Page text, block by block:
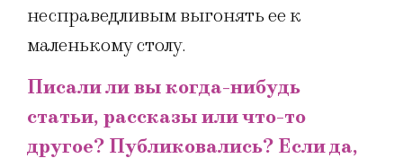
несправедливым выгонять ее к
маленькому столу.
Писали ли вы когда-нибудь
статьи, рассказы или что-то
другое? Публиковались? Если да,